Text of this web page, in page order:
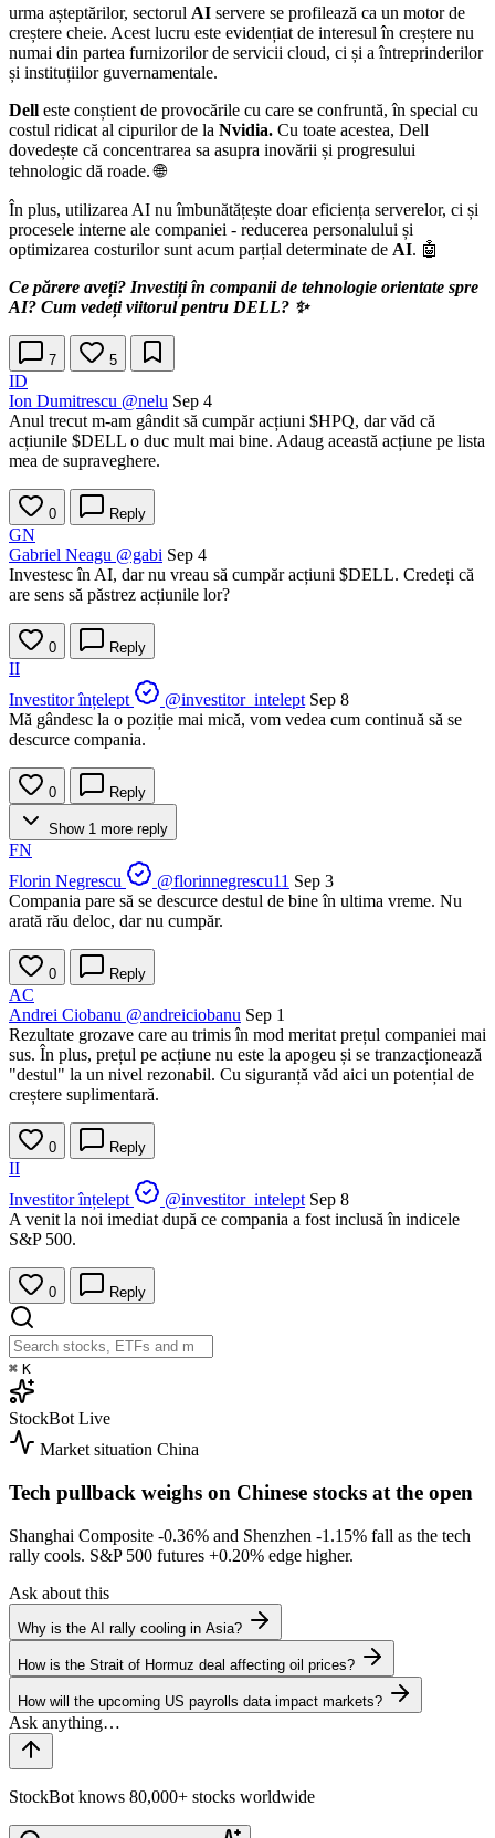
urma așteptărilor, sectorul AI servere se profilează ca un motor de
creștere cheie. Acest lucru este evidențiat de interesul în creștere nu
numai din partea furnizorilor de servicii cloud, ci și a întreprinderilor
și instituțiilor guvernamentale.
Dell este conștient de provocările cu care se confruntă, în special cu
costul ridicat al cipurilor de la Nvidia. Cu toate acestea, Dell
dovedește că concentrarea sa asupra inovării și progresului
tehnologic dă roade. 🌐
În plus, utilizarea AI nu îmbunătățește doar eficiența serverelor, ci și
procesele interne ale companiei - reducerea personalului și
optimizarea costurilor sunt acum parțial determinate de AI. 🤖
Ce părere aveți? Investiți în companii de tehnologie orientate spre
AI? Cum vedeți viitorul pentru DELL? ✨
7 5
ID
Ion Dumitrescu @nelu Sep 4
Anul trecut m-am gândit să cumpăr acțiuni $HPQ, dar văd că
acțiunile $DELL o duc mult mai bine. Adaug această acțiune pe lista
mea de supraveghere.
0 Reply
GN
Gabriel Neagu @gabi Sep 4
Investesc în AI, dar nu vreau să cumpăr acțiuni $DELL. Credeți că
are sens să păstrez acțiunile lor?
0 Reply
II
Investitor înțelept
@investitor_intelept Sep 8
Mă gândesc la o poziție mai mică, vom vedea cum continuă să se
descurce compania.
0 Reply
Show 1 more reply
FN
Florin Negrescu
@florinnegrescu11 Sep 3
Compania pare să se descurce destul de bine în ultima vreme. Nu
arată rău deloc, dar nu cumpăr.
0 Reply
AC
Andrei Ciobanu @andreiciobanu Sep 1
Rezultate grozave care au trimis în mod meritat prețul companiei mai
sus. În plus, prețul pe acțiune nu este la apogeu și se tranzacționează
"destul" la un nivel rezonabil. Cu siguranță văd aici un potențial de
creștere suplimentară.
0 Reply
II
Investitor înțelept
@investitor_intelept Sep 8
A venit la noi imediat după ce compania a fost inclusă în indicele
S&P 500.
0 Reply
⌘ K
StockBot Live
Market situation China
Tech pullback weighs on Chinese stocks at the open
Shanghai Composite -0.36% and Shenzhen -1.15% fall as the tech
rally cools. S&P 500 futures +0.20% edge higher.
Ask about this
Why is the AI rally cooling in Asia?
How is the Strait of Hormuz deal affecting oil prices?
How will the upcoming US payrolls data impact markets?
StockBot knows 80,000+ stocks worldwide